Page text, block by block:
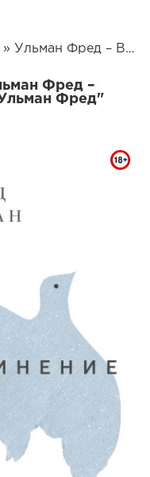
» Ульман Фред – Воссоединение | 25602
Фред –
Фред"